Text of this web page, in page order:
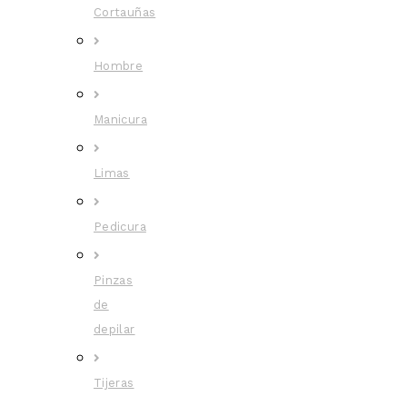
Cortauñas
Hombre
Manicura
Limas
Pedicura
Pinzas
de
depilar
Tijeras